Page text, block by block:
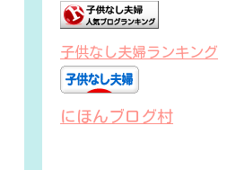
子供なし夫婦ランキング
にほんブログ村